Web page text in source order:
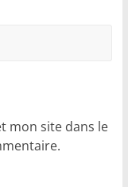
mon site dans le